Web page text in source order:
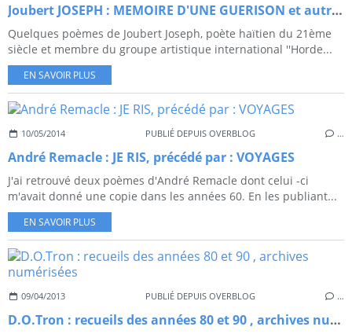
Joubert JOSEPH : MEMOIRE D'UNE GUERISON et autres poèmes
Quelques poèmes de Joubert Joseph, poète haïtien du 21ème
siècle et membre du groupe artistique international ''Horde...
EN SAVOIR PLUS
10/05/2014 PUBLIÉ DEPUIS OVERBLOG …
André Remacle : JE RIS, précédé par : VOYAGES
J'ai retrouvé deux poèmes d'André Remacle dont celui -ci
m'avait donné une copie dans les années 60. En les publiant...
EN SAVOIR PLUS
09/04/2013 PUBLIÉ DEPUIS OVERBLOG …
D.O.Tron : recueils des années 80 et 90 , archives numérisées